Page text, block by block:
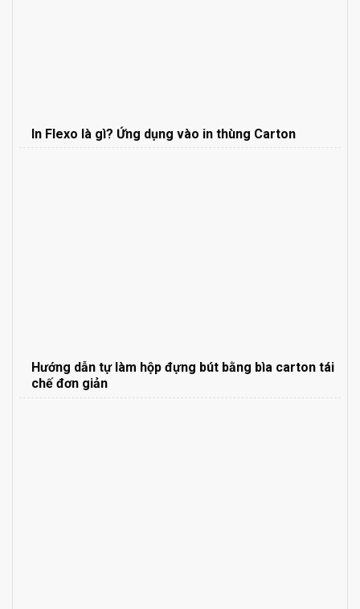
In Flexo là gì? Ứng dụng vào in thùng Carton
Hướng dẫn tự làm hộp đựng bút bằng bìa carton tái
chế đơn giản